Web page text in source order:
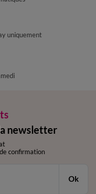
uniquement
newsletter
confirmation
Ok